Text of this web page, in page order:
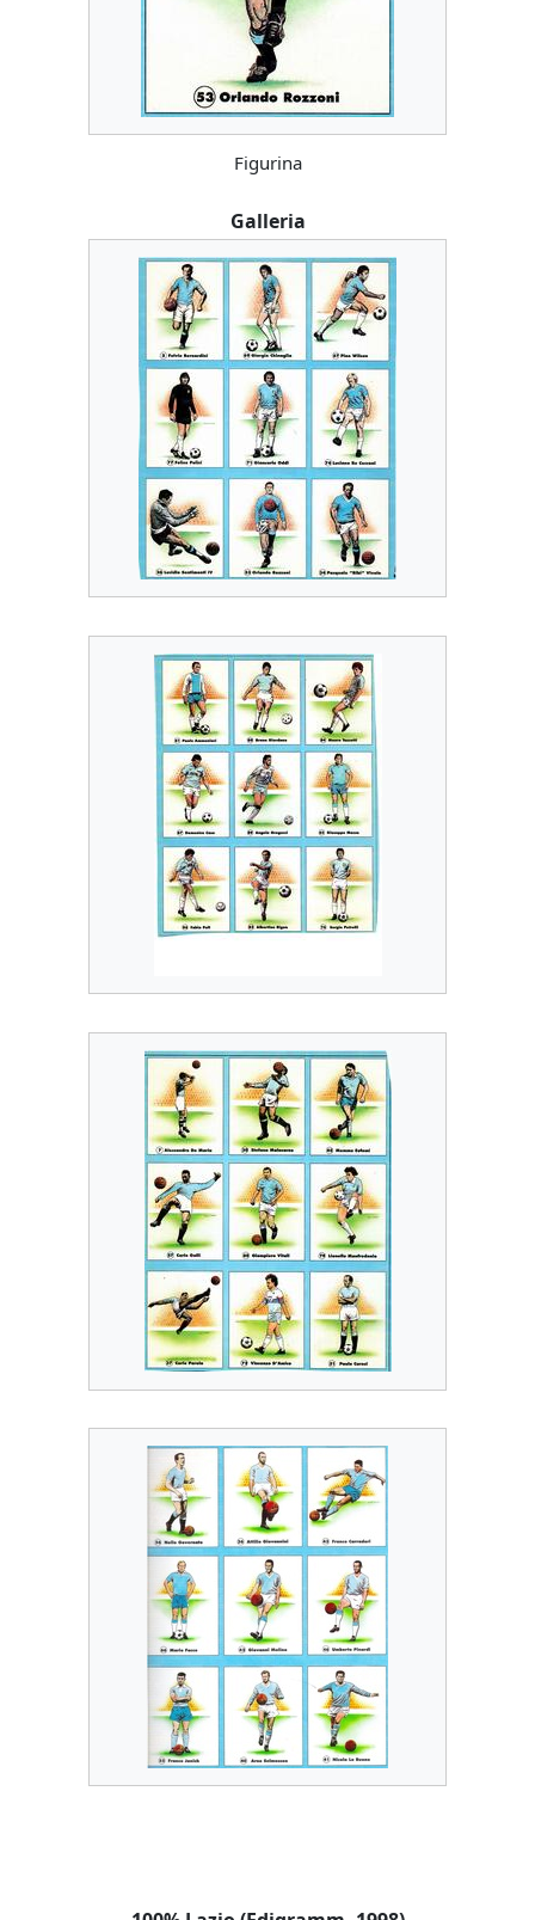
Figurina
Galleria